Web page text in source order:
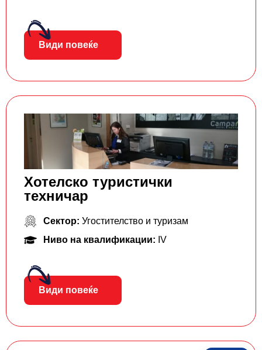
Види повеќе
Хотелско туристички
техничар
Сектор: Угостителство и туризам
Ниво на квалификации: IV
Види повеќе